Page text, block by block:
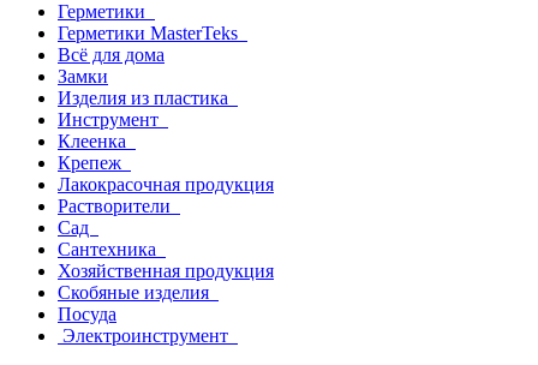
Герметики
Герметики MasterTeks
Всё для дома
Замки
Изделия из пластика
Инструмент
Клеенка
Крепеж
Лакокрасочная продукция
Растворители
Сад
Сантехника
Хозяйственная продукция
Скобяные изделия
Посуда
Электроинструмент